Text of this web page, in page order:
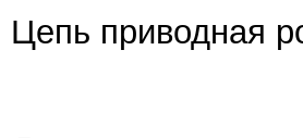
Цепь приводная